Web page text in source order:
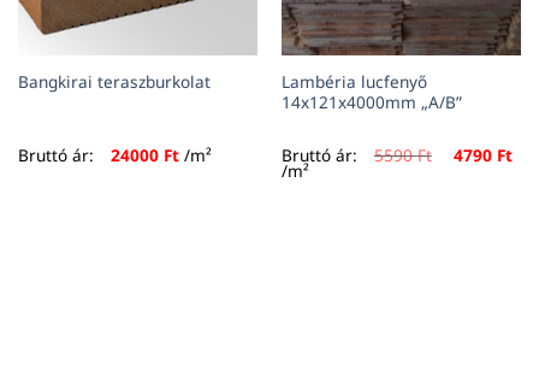
Bangkirai teraszburkolat
Bruttó ár: 24000 Ft/m²
Lambéria lucfenyő
14x121x4000mm „A/B”
Bruttó ár: 5590Ft Original
price
4790 Ft
/m²